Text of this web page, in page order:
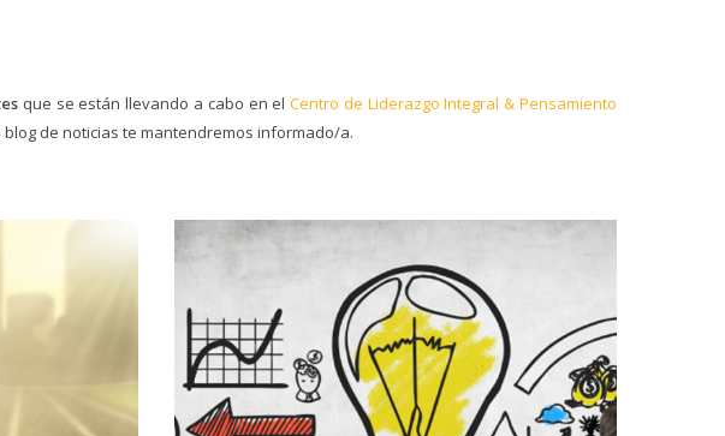
que se están llevando a cabo en elCentro de Liderazgo Integral & Pensamiento
de noticias te mantendremos informado/a.
31/03/2020